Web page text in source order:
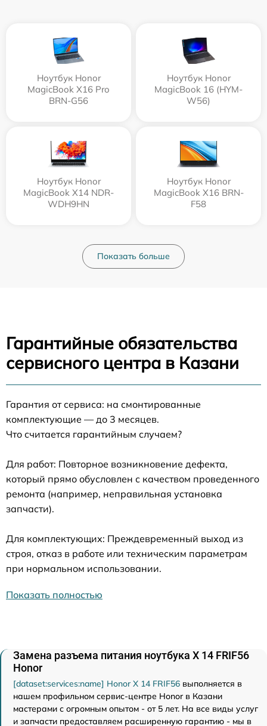
Ноутбук Honor
MagicBook X16 Pro
BRN-G56
Ноутбук Honor
MagicBook 16 (HYM-
W56)
Ноутбук Honor
MagicBook X14 NDR-
WDH9HN
Ноутбук Honor
MagicBook X16 BRN-
F58
Показать больше
Гарантийные обязательства
сервисного центра в Казани
Гарантия от сервиса: на смонтированные
комплектующие — до 3 месяцев.
Что считается гарантийным случаем?
Для работ: Повторное возникновение дефекта,
который прямо обусловлен с качеством проведенного
ремонта (например, неправильная установка
запчасти).
Для комплектующих: Преждевременный выход из
строя, отказ в работе или техническим параметрам
при нормальном использовании.
Показать полностью
Замена разъема питания ноутбука X 14 FRIF56
Honor
[dataset:services:name] Honor X 14 FRIF56 выполняется в
нашем профильном сервис-центре Honor в Казани
мастерами с огромным опытом - от 5 лет. На все виды услуг
и запчасти предоставляем расширенную гарантию - мы в